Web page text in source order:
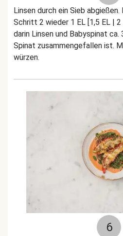
Linsen durch ein Sieb
Schritt 2 wieder 1 EL [1,5 EL |
darin Linsen und Babyspinat ca.
Spinat zusammengefallen ist.
würzen.
6